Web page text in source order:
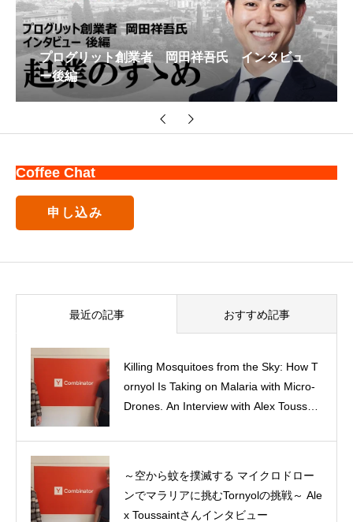
プログリット創業者 岡田祥吾氏 インタビュ
ー後編
Coffee Chat
申し込み
最近の記事 おすすめ記事
Killing Mosquitoes from the Sky: How T
ornyol Is Taking on Malaria with Micro-
Drones. An Interview with Alex Toussain
～空から蚊を撲滅する マイクロドロー
ンでマラリアに挑むTornyolの挑戦～ Ale
x Toussaintさんインタビュー
Class of 2027 – プロフィール
Summer Entrepreneurship Experience
（短期起業体験）プチ体験記